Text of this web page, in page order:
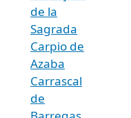
de la
Sagrada
Carpio de
Azaba
Carrascal
de